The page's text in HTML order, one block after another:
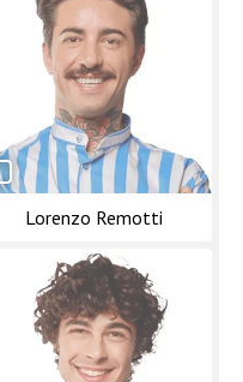
Lorenzo Remotti